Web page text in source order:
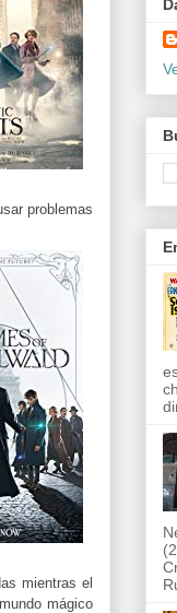
problemas
mientras el
mágico